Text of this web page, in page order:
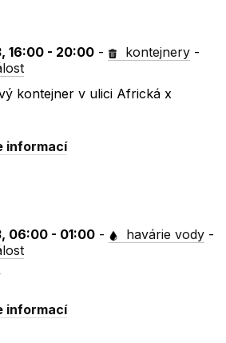
16:00 - 20:00 - kontejnery -
kontejner v ulici Africká x
informací
06:00 - 01:00 - havárie vody -
informací